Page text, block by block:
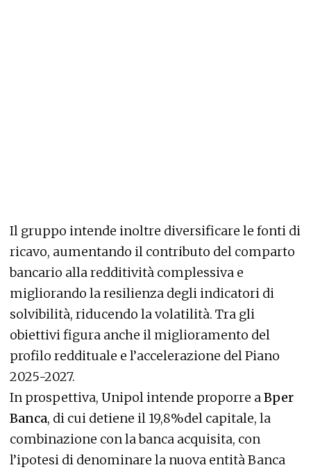
Il gruppo intende inoltre diversificare le fonti di
ricavo, aumentando il contributo del comparto
bancario alla redditività complessiva e
migliorando la resilienza degli indicatori di
solvibilità, riducendo la volatilità. Tra gli
obiettivi figura anche il miglioramento del
profilo reddituale e l’accelerazione del Piano
2025-2027.
In prospettiva, Unipol intende proporre aBper
Banca, di cui detiene il 19,8%del capitale, la
combinazione con la banca acquisita, con
l’ipotesi di denominare la nuova entità Banca